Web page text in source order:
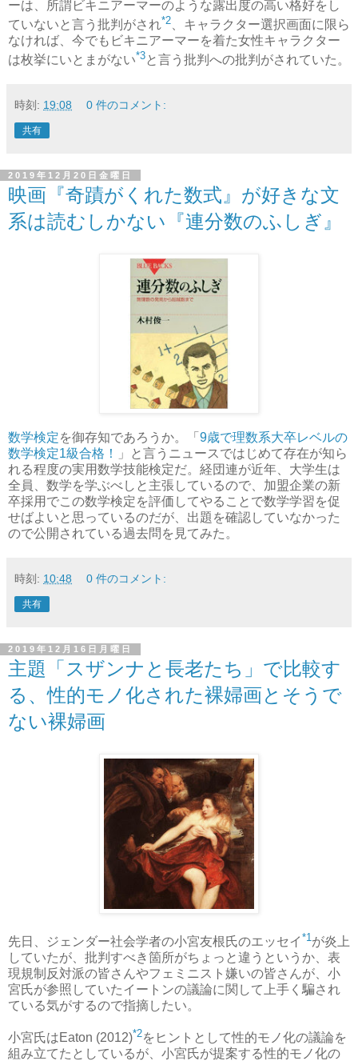
ーは、所謂ビキニアーマーのような露出度の高い格好をし
ていないと言う批判がされ*2 、キャラクター選択画面に限ら
なければ、今でもビキニアーマーを着た女性キャラクター
は枚挙にいとまがない*3 と言う批判への批判がされていた。
時刻: 19:08 0 件のコメント:
共有
2019年12月20日金曜日
映画『奇蹟がくれた数式』が好きな文
系は読むしかない『連分数のふしぎ』
数学検定を御存知であろうか。「 9歳で理数系大卒レベルの
数学検定1級合格！
」と言うニュースではじめて存在が知ら
れる程度の実用数学技能検定だ。経団連が近年、大学生は
全員、数学を学ぶべしと主張しているので、加盟企業の新
卒採用でこの数学検定を評価してやることで数学学習を促
せばよいと思っているのだが、出題を確認していなかった
ので公開されている過去問を見てみた。
時刻: 10:48 0 件のコメント:
共有
2019年12月16日月曜日
主題「スザンナと長老たち」で比較す
る、性的モノ化された裸婦画とそうで
ない裸婦画
先日、ジェンダー社会学者の小宮友根氏のエッセイ *1が炎上
していたが、批判すべき箇所がちょっと違うというか、表
現規制反対派の皆さんやフェミニスト嫌いの皆さんが、小
宮氏が参照していたイートンの議論に関して上手く騙され
ている気がするので指摘したい。
小宮氏はEaton (2012)*2をヒントとして性的モノ化の議論を
組み立てたとしているが、小宮氏が提案する性的モノ化の